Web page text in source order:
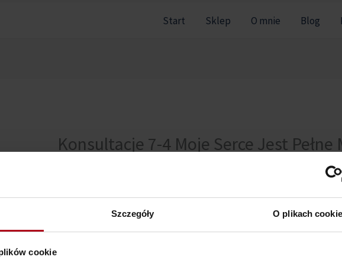
Szczegóły O plikach
cookie
Start Sklep O mnie Blog
Konsultacje 7-4 Moje Serce Jest Pełne
Przepraszamy, ale nie masz dostępu do tej sekcji.